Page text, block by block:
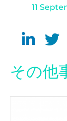
11
その他